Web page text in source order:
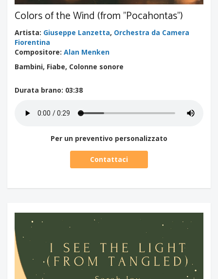
Colors of the Wind (from "Pocahontas")
Artista: Giuseppe Lanzetta, Orchestra da Camera
Fiorentina
Compositore: Alan Menken
Bambini, Fiabe, Colonne sonore
Durata brano: 03:38
Per un preventivo personalizzato
Contattaci